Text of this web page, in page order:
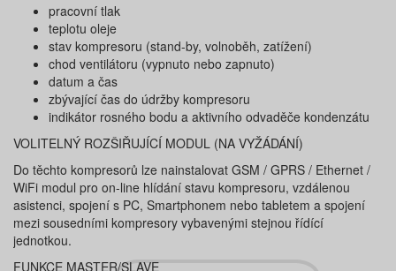
pracovní tlak
teplotu oleje
stav kompresoru (stand-by, volnoběh, zatížení)
chod ventilátoru (vypnuto nebo zapnuto)
datum a čas
zbývající čas do údržby kompresoru
indikátor rosného bodu a aktivního odvaděče kondenzátu
VOLITELNÝ ROZŠIŘUJÍCÍ MODUL (NA VYŽÁDÁNÍ)
Do těchto kompresorů lze nainstalovat GSM / GPRS / Ethernet /
WiFi modul pro on-line hlídání stavu kompresoru, vzdálenou
asistenci, spojení s PC, Smartphonem nebo tabletem a spojení
mezi sousedními kompresory vybavenými stejnou řídící
jednotkou.
FUNKCE MASTER/SLAVE